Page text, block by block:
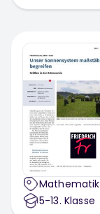
Mathematik
5-13. Klasse